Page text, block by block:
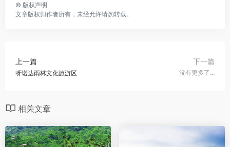
© 版权声明
文章版权归作者所有，未经允许请勿转载。
上一篇
呀诺达雨林文化旅游区
下一篇
没有更多了...
相关文章